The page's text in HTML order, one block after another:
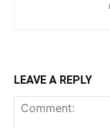
LEAVE A REPLY